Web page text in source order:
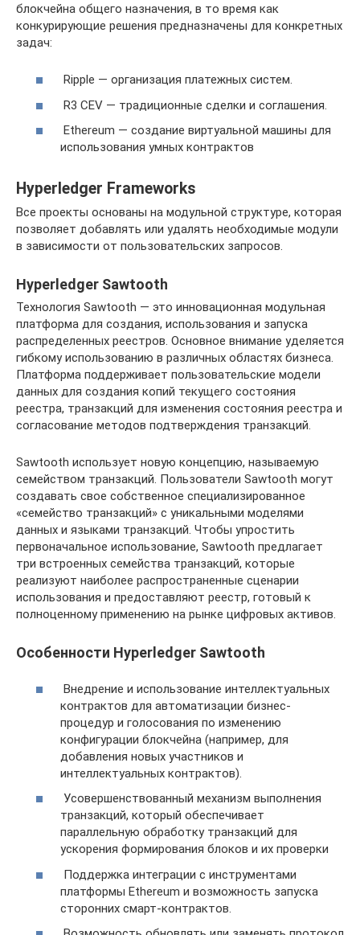
блокчейна общего назначения, в то время как
конкурирующие решения предназначены для конкретных
задач:
Ripple — организация платежных систем.
R3 CEV — традиционные сделки и соглашения.
Ethereum — создание виртуальной машины для
использования умных контрактов
Hyperledger Frameworks
Все проекты основаны на модульной структуре, которая
позволяет добавлять или удалять необходимые модули
в зависимости от пользовательских запросов.
Hyperledger Sawtooth
Технология Sawtooth — это инновационная модульная
платформа для создания, использования и запуска
распределенных реестров. Основное внимание уделяется
гибкому использованию в различных областях бизнеса.
Платформа поддерживает пользовательские модели
данных для создания копий текущего состояния
реестра, транзакций для изменения состояния реестра и
согласование методов подтверждения транзакций.
Sawtooth использует новую концепцию, называемую
семейством транзакций. Пользователи Sawtooth могут
создавать свое собственное специализированное
«семейство транзакций» с уникальными моделями
данных и языками транзакций. Чтобы упростить
первоначальное использование, Sawtooth предлагает
три встроенных семейства транзакций, которые
реализуют наиболее распространенные сценарии
использования и предоставляют реестр, готовый к
полноценному применению на рынке цифровых активов.
Особенности Hyperledger Sawtooth
Внедрение и использование интеллектуальных
контрактов для автоматизации бизнес-
процедур и голосования по изменению
конфигурации блокчейна (например, для
добавления новых участников и
интеллектуальных контрактов).
Усовершенствованный механизм выполнения
транзакций, который обеспечивает
параллельную обработку транзакций для
ускорения формирования блоков и их проверки
Поддержка интеграции с инструментами
платформы Ethereum и возможность запуска
сторонних смарт-контрактов.